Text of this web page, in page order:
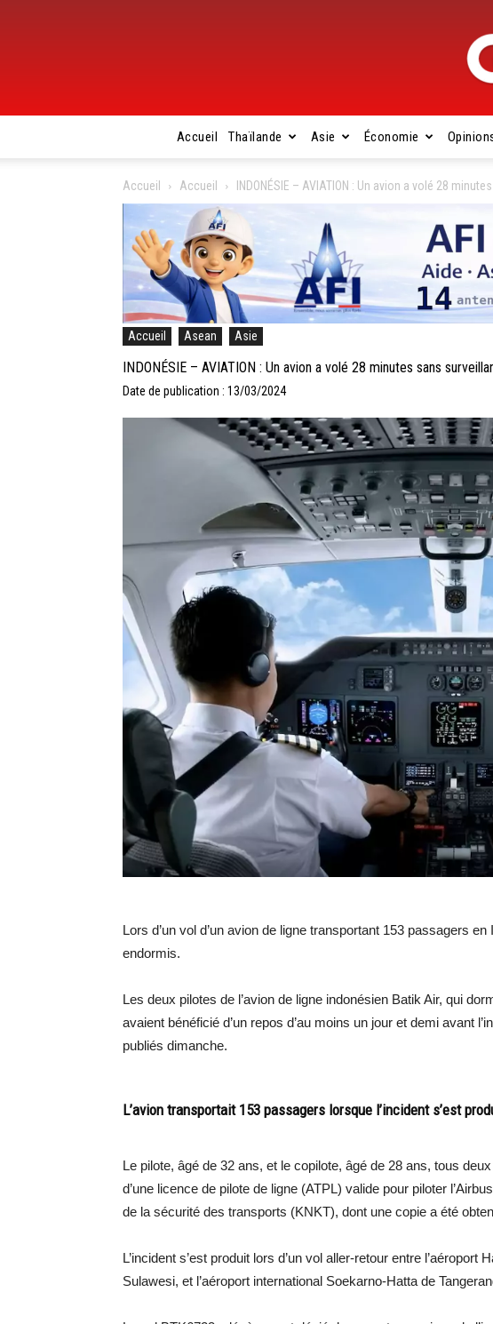
Accueil Thaïlande Asie Économie
Accueil Accueil INDONÉSIE – AVIATION : Un avion a volé 28
Accueil Asean Asie
INDONÉSIE – AVIATION : Un avion a volé 28 minutes sans
Date de publication : 13/03/2024
Lors d’un vol d’un avion de ligne transportant 153 passagers
endormis.
Les deux pilotes de l’avion de ligne indonésien Batik Air, qui
avaient bénéficié d’un repos d’au moins un jour et demi avant
publiés dimanche.
L’avion transportait 153 passagers lorsque l’incident s’est
Le pilote, âgé de 32 ans, et le copilote, âgé de 28 ans, tous
d’une licence de pilote de ligne (ATPL) valide pour piloter
de la sécurité des transports (KNKT), dont une copie a été
L’incident s’est produit lors d’un vol aller-retour entre
Sulawesi, et l’aéroport international Soekarno-Hatta de